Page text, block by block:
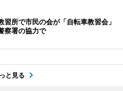
習所で市民の会が「自転車教習会」
署の協力で
と見る